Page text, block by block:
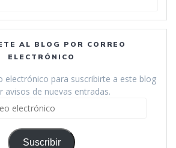
AL BLOG POR CORREO
ELECTRÓNICO
electrónico para suscribirte a este blog
avisos de nuevas entradas.
Dirección
correo
electrónico
Suscribir